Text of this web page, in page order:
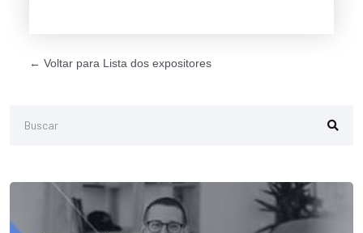
← Voltar para Lista dos expositores